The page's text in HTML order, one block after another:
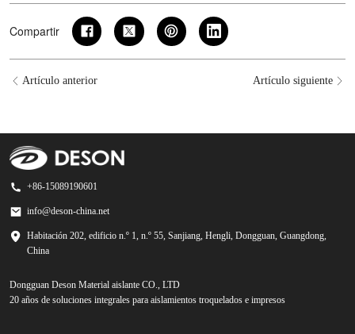
Compartir
Artículo anterior Artículo siguiente
+86-15089190601
info@deson-china.net
Habitación 202, edificio n.º 1, n.º 55, Sanjiang, Hengli, Dongguan, Guangdong,
China
Dongguan Deson Material aislante CO., LTD
20 años de soluciones integrales para aislamientos troquelados e impresos